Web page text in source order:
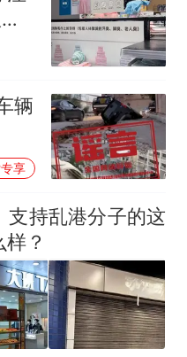
辆
享
支持乱港分子的这
？